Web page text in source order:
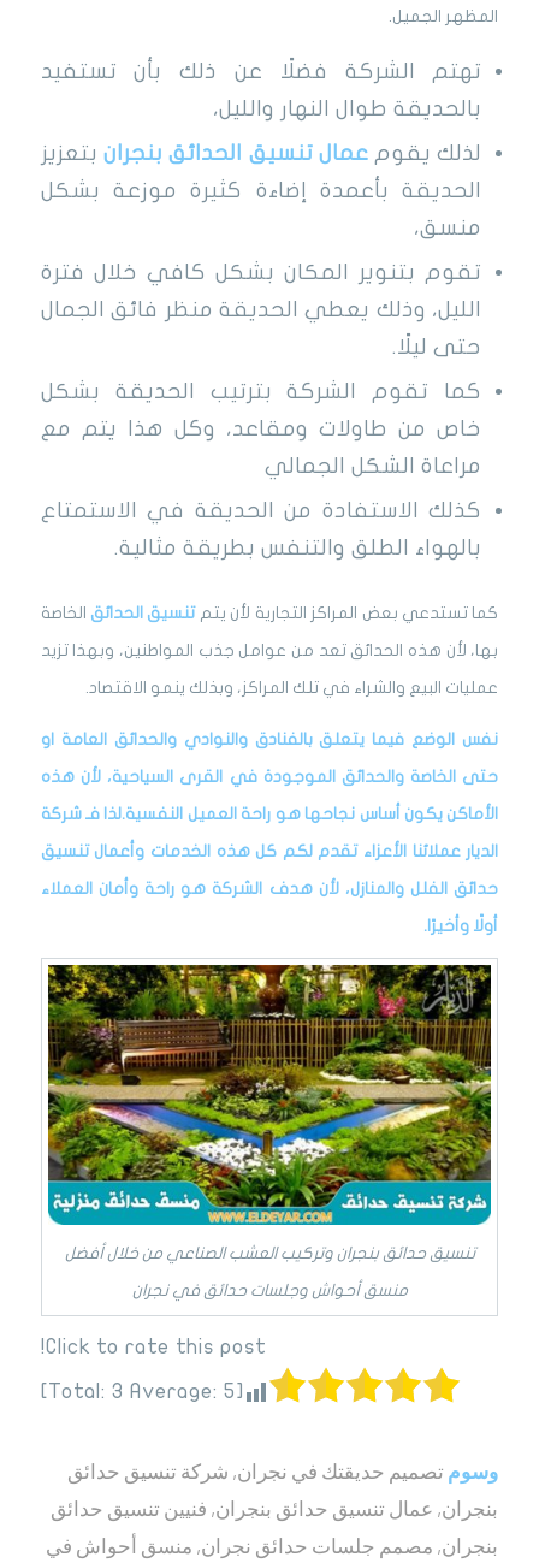
المظهر الجميل.
تهتم الشركة فضلًا عن ذلك بأن تستفيد
بالحديقة طوال النهار والليل،
لذلك يقومعمال تنسيق الحدائق بنجران بتعزيز
الحديقة بأعمدة إضاءة كثيرة موزعة بشكل
منسق،
تقوم بتنوير المكان بشكل كافي خلال فترة
الليل، وذلك يعطي الحديقة منظر فائق الجمال
حتى ليلًا.
كما تقوم الشركة بترتيب الحديقة بشكل
خاص من طاولات ومقاعد، وكل هذا يتم مع
مراعاة الشكل الجمالي
كذلك الاستفادة من الحديقة في الاستمتاع
بالهواء الطلق والتنفس بطريقة مثالية.
كما تستدعي بعض المراكز التجارية لأن يتمتنسيق الحدائق الخاصة
بها، لأن هذه الحدائق تعد من عوامل جذب المواطنين، وبهذا تزيد
عمليات البيع والشراء في تلك المراكز، وبذلك ينمو الاقتصاد.
نفس الوضع فيما يتعلق بالفنادق والنوادي والحدائق العامة او
حتى الخاصة والحدائق الموجودة في القرى السياحية، لأن هذه
الأماكن يكون أساس نجاحها هو راحة العميل النفسية.لذا فـشركة
الديار عملائنا الأعزاء تقدم لكم كل هذه الخدمات وأعمال تنسيق
حدائق الفلل والمنازل، لأن هدف الشركة هو راحة وأمان العملاء
أولًا وأخيرًا.
تنسيق حدائق بنجران وتركيب العشب الصناعي من خلال أفضل
منسق أحواش وجلسات حدائق في نجران
Click to rate this post!
[Total:
3 Average: 5
]
وسوم تصميم حديقتك في نجران, شركة تنسيق حدائق
بنجران, عمال تنسيق حدائق بنجران, فنيين تنسيق حدائق
بنجران, مصمم جلسات حدائق نجران, منسق أحواش في